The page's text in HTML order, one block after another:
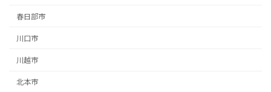
春日部市
川口市
川越市
北本市